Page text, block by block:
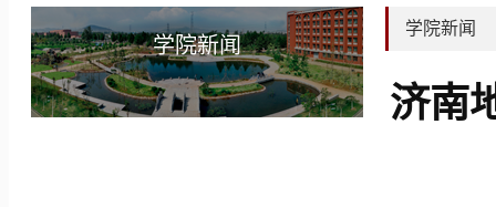
学院新闻
学院新闻
济南